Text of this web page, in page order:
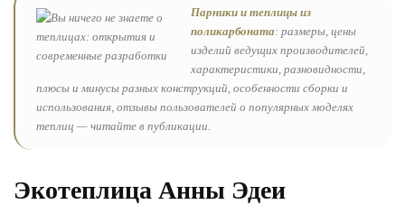
Парники и теплицы из
поликарбоната: размеры, цены
изделий ведущих производителей,
характеристики, разновидности,
плюсы и минусы разных конструкций, особенности сборки и
использования, отзывы пользователей о популярных моделях
теплиц — читайте в публикации.
Экотеплица Анны Эдеи